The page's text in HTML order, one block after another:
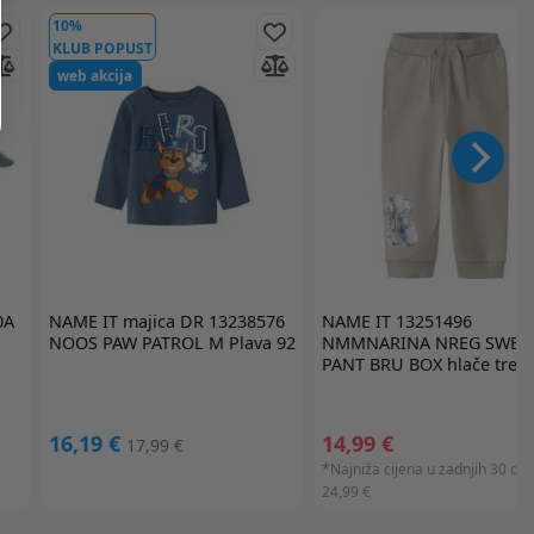
10%
KLUB POPUST
web akcija
NAME ITmajica DR 13238576
NOOS PAW PATROL M Plava 92
16,19 € 17,99 €
NAME IT13251496
NMMNARINA NREG
PANT BRU BOX hlače
14,99 €
*Najniža cijena u zadnjih 30
24,99 €